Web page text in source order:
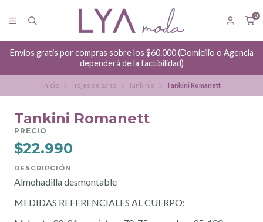
0
Envíos gratis por compras sobre los $60.000 (Domicilio o Agencia
dependerá de la factibilidad)
Inicio Trajes de baño Tankinis Tankini Romanett
Tankini Romanett
PRECIO
$22.990
DESCRIPCIÓN
Almohadilla desmontable
MEDIDAS REFERENCIALES AL CUERPO: